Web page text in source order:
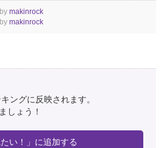
makinrock
makinrock
ングに反映されます。
しょう！
たい！」に追加する